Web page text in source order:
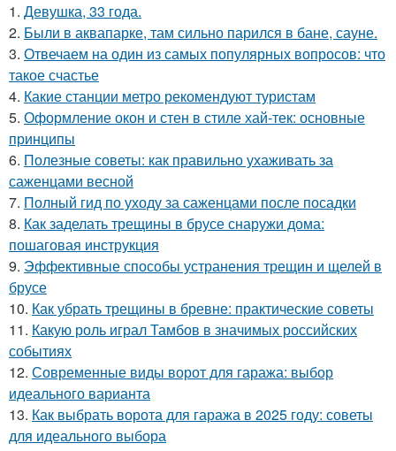
1. Девушка, 33 года.
2. Были в аквапарке, там сильно парился в бане, сауне.
3. Отвечаем на один из самых популярных вопросов: что
такое счастье
4. Какие станции метро рекомендуют туристам
5. Оформление окон и стен в стиле хай-тек: основные
принципы
6. Полезные советы: как правильно ухаживать за
саженцами весной
7. Полный гид по уходу за саженцами после посадки
8. Как заделать трещины в брусе снаружи дома:
пошаговая инструкция
9. Эффективные способы устранения трещин и щелей в
брусе
10. Как убрать трещины в бревне: практические советы
11. Какую роль играл Тамбов в значимых российских
событиях
12. Современные виды ворот для гаража: выбор
идеального варианта
13. Как выбрать ворота для гаража в 2025 году: советы
для идеального выбора